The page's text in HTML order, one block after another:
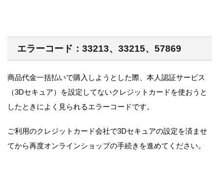
エラーコード：33213、33215、57869
商品代金一括払いで購入しようとした際、本人認証サービス
（3Dセキュア）を設定してないクレジットカードを使おうと
したときによく見られるエラーコードです。
ご利用のクレジットカード会社で3Dセキュアの設定を済ませ
てから再度オンラインショップの手続きを進めてください。